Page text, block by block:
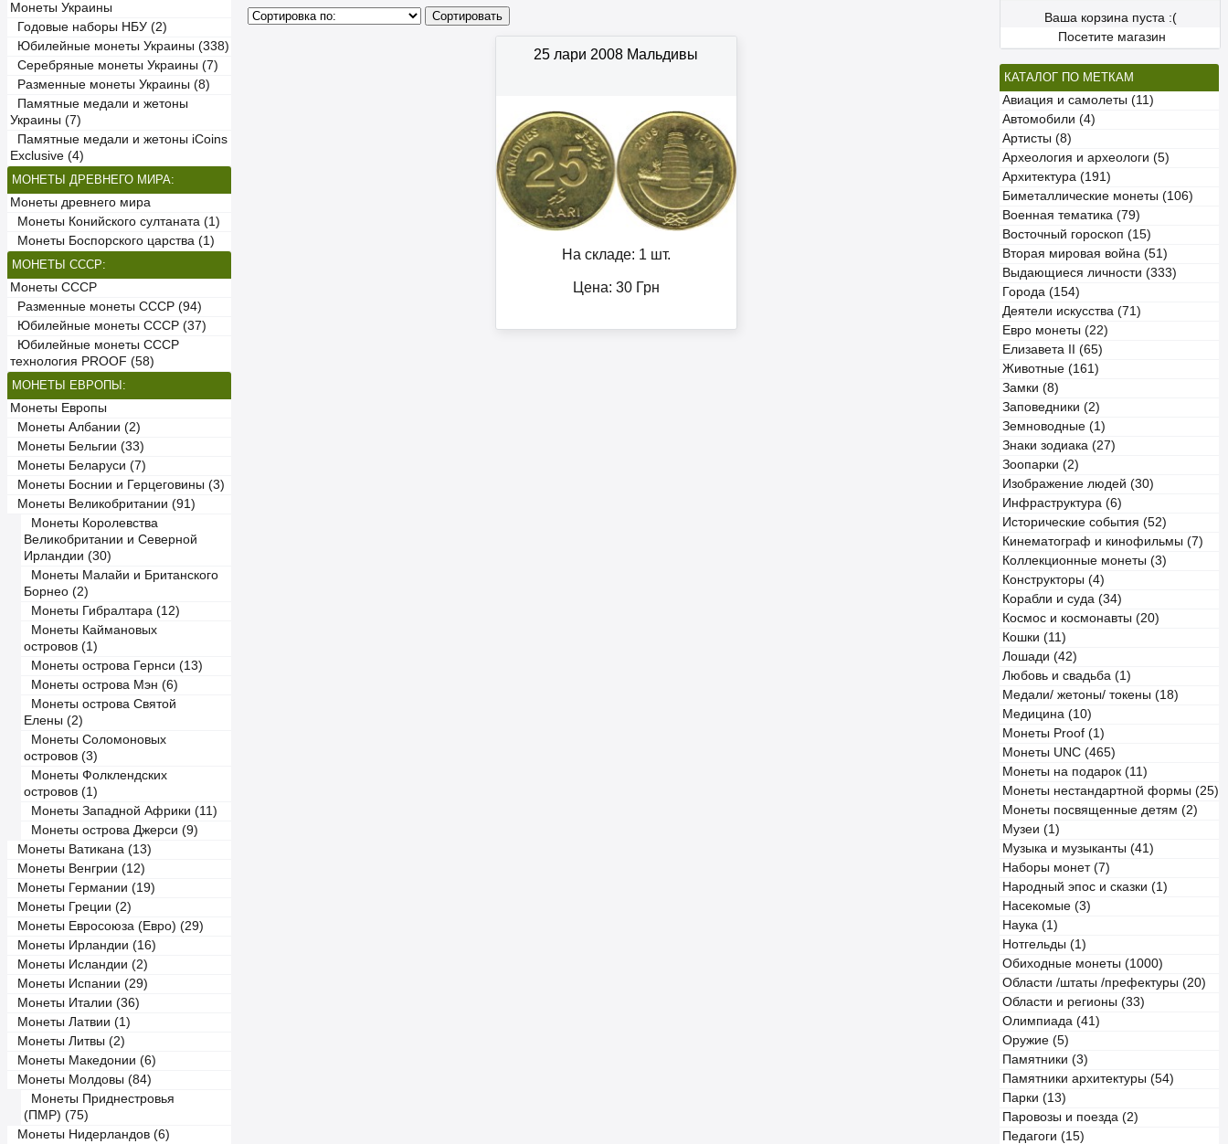
Монеты Украины
Годовые наборы НБУ (2)
Юбилейные монеты Украины (338)
Серебряные монеты Украины (7)
Разменные монеты Украины (8)
Памятные медали и жетоны
Украины (7)
Памятные медали и жетоны iCoins
Exclusive (4)
МОНЕТЫ ДРЕВНЕГО МИРА:
Монеты древнего мира
Монеты Конийского султаната (1)
Монеты Боспорского царства (1)
МОНЕТЫ СССР:
Монеты СССР
Разменные монеты СССР (94)
Юбилейные монеты СССР (37)
Юбилейные монеты СССР
технология PROOF (58)
МОНЕТЫ ЕВРОПЫ:
Монеты Европы
Монеты Албании (2)
Монеты Бельгии (33)
Монеты Беларуси (7)
Монеты Боснии и Герцеговины (3)
Монеты Великобритании (91)
Монеты Королевства
Великобритании и Северной
Ирландии (30)
Монеты Малайи и Британского
Борнео (2)
Монеты Гибралтара (12)
Монеты Каймановых
островов (1)
Монеты острова Гернси (13)
Монеты острова Мэн (6)
Монеты острова Святой
Елены (2)
Монеты Соломоновых
островов (3)
Монеты Фолклендских
островов (1)
Монеты Западной Африки (11)
Монеты острова Джерси (9)
Монеты Ватикана (13)
Монеты Венгрии (12)
Монеты Германии (19)
Монеты Греции (2)
Монеты Евросоюза (Евро) (29)
Монеты Ирландии (16)
Монеты Исландии (2)
Монеты Испании (29)
Монеты Италии (36)
Монеты Латвии (1)
Монеты Литвы (2)
Монеты Македонии (6)
Монеты Молдовы (84)
Монеты Приднестровья
(ПМР) (75)
Монеты Нидерландов (6)
Ваша корзина пуста :(
Посетите магазин
КАТАЛОГ ПО МЕТКАМ
Авиация и самолеты (11)
Автомобили (4)
Артисты (8)
Археология и археологи (5)
Архитектура (191)
Биметаллические монеты (106)
Военная тематика (79)
Восточный гороскоп (15)
Вторая мировая война (51)
Выдающиеся личности (333)
Города (154)
Деятели искусства (71)
Евро монеты (22)
Елизавета II (65)
Животные (161)
Замки (8)
Заповедники (2)
Земноводные (1)
Знаки зодиака (27)
Зоопарки (2)
Изображение людей (30)
Инфраструктура (6)
Исторические события (52)
Кинематограф и кинофильмы (7)
Коллекционные монеты (3)
Конструкторы (4)
Корабли и суда (34)
Космос и космонавты (20)
Кошки (11)
Лошади (42)
Любовь и свадьба (1)
Медали/ жетоны/ токены (18)
Медицина (10)
Монеты Proof (1)
Монеты UNC (465)
Монеты на подарок (11)
Монеты нестандартной формы (25)
Монеты посвященные детям (2)
Музеи (1)
Музыка и музыканты (41)
Наборы монет (7)
Народный эпос и сказки (1)
Насекомые (3)
Наука (1)
Нотгельды (1)
Обиходные монеты (1000)
Области /штаты /префектуры (20)
Области и регионы (33)
Олимпиада (41)
Оружие (5)
Памятники (3)
Памятники архитектуры (54)
Парки (13)
Паровозы и поезда (2)
Педагоги (15)
25 лари 2008 Мальдивы
На складе: 1 шт.
Цена: 30Грн